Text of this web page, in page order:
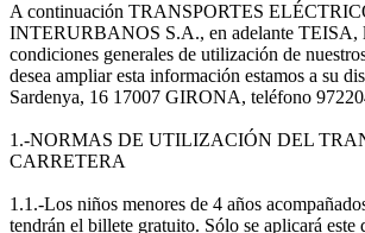
A continuación TRANSPORTES
INTERURBANOS S.A., en adelante TEISA,
condiciones generales de utilización de
desea ampliar esta información estamos a su
Sardenya, 16 17007 GIRONA, teléfono
1.-NORMAS DE UTILIZACIÓN DEL
CARRETERA
1.1.-Los niños menores de 4 años
tendrán el billete gratuito. Sólo se aplicará este